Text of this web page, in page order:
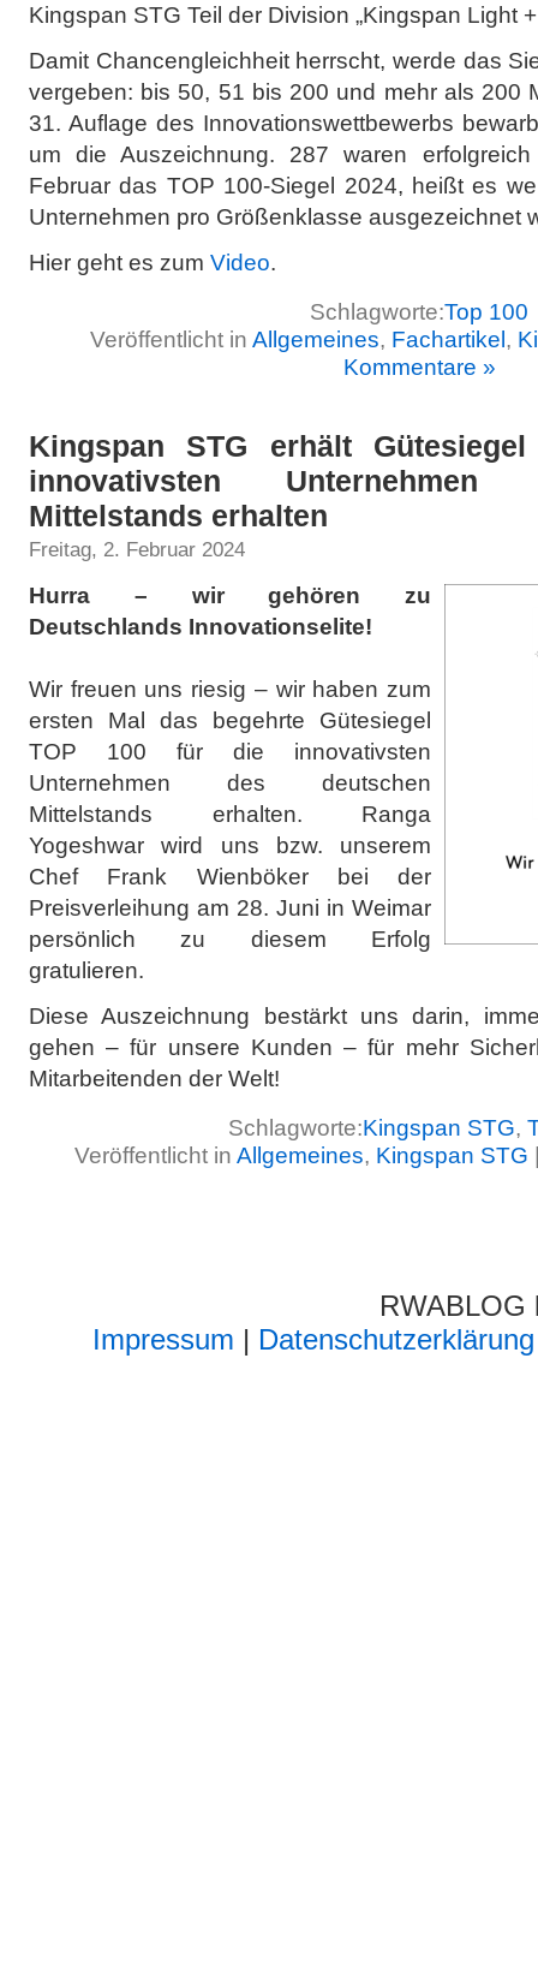
Kingspan STG Teil der Division „Kingspan Light +
Damit Chancengleichheit herrscht, werde das
vergeben: bis 50, 51 bis 200 und mehr als 200
31. Auflage des Innovationswettbewerbs
um die Auszeichnung. 287 waren
Februar das TOP 100-Siegel 2024, heißt es
Unternehmen pro Größenklasse ausgezeichnet
Hier geht es zum Video.
Schlagworte:Top 100
Veröffentlicht in Allgemeines, Fachartikel,
Kommentare »
Kingspan STG erhält
innovativsten
Mittelstands erhalten
Freitag, 2. Februar 2024
Hurra – wir gehören zu
Deutschlands Innovationselite!
Wir freuen uns riesig – wir haben zum
ersten Mal das begehrte Gütesiegel
TOP 100 für die innovativsten
Unternehmen des deutschen
Mittelstands erhalten. Ranga
Yogeshwar wird uns bzw. unserem
Chef Frank Wienböker bei der
Preisverleihung am 28. Juni in Weimar
persönlich zu diesem Erfolg
gratulieren.
Diese Auszeichnung bestärkt uns darin,
gehen – für unsere Kunden – für mehr
Mitarbeitenden der Welt!
Schlagworte:Kingspan STG,
Veröffentlicht in Allgemeines, Kingspan STG
Impressum | Datenschutzerklärung